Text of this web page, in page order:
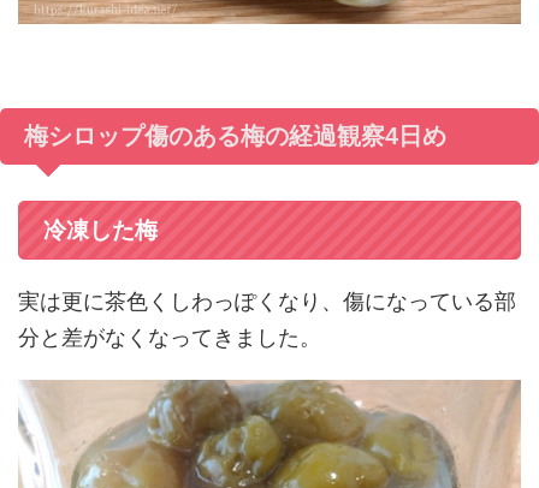
梅シロップ傷のある梅の経過観察4日め
冷凍した梅
実は更に茶色くしわっぽくなり、傷になっている部
分と差がなくなってきました。